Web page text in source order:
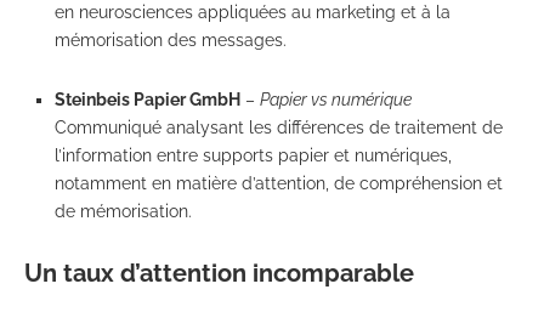
en neurosciences appliquées au marketing et à la
mémorisation des messages.
Steinbeis Papier GmbH – Papier vs numérique
Communiqué analysant les différences de traitement de
l’information entre supports papier et numériques,
notamment en matière d’attention, de compréhension et
de mémorisation.
Un taux d’attention incomparable